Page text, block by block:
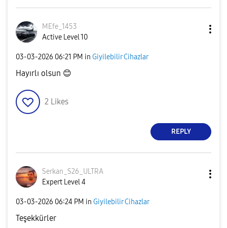
MEfe_1453
Active Level 10
‎03-03-2026 06:21 PM in Giyilebilir Cihazlar
Hayırlı olsun 😊
2 Likes
REPLY
Serkan_S26_ULTRA
Expert Level 4
‎03-03-2026 06:24 PM in Giyilebilir Cihazlar
Teşekkürler